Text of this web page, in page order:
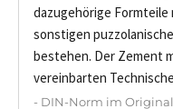
dazugehörige Formteile
sonstigen
bestehen. Der Zement
vereinbarten
- DIN-Norm im